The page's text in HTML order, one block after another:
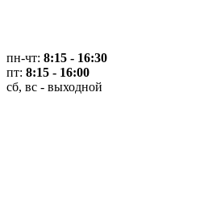
пн-чт: 8:15 - 16:30
пт: 8:15 - 16:00
сб, вс - выходной